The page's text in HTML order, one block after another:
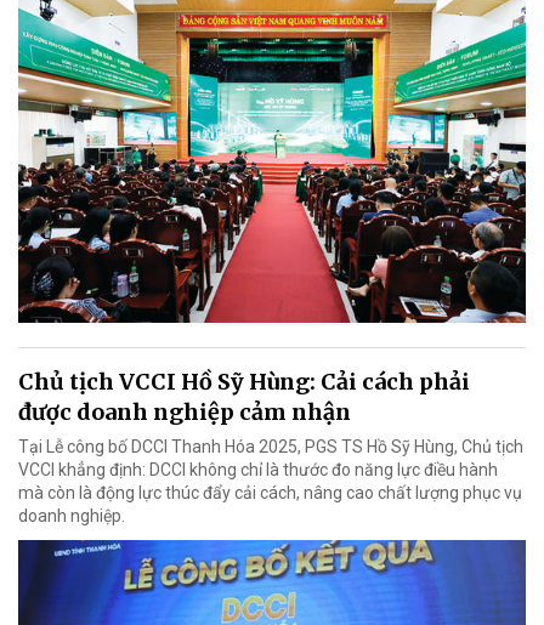
Chủ tịch VCCI Hồ Sỹ Hùng: Cải cách phải
được doanh nghiệp cảm nhận
Tại Lễ công bố DCCI Thanh Hóa 2025, PGS TS Hồ Sỹ Hùng, Chủ tịch
VCCI khẳng định: DCCI không chỉ là thước đo năng lực điều hành
mà còn là động lực thúc đẩy cải cách, nâng cao chất lượng phục vụ
doanh nghiệp.